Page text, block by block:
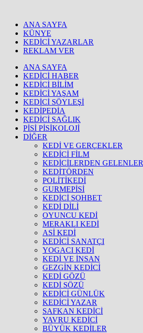
ANA SAYFA
KÜNYE
KEDİCİ YAZARLAR
REKLAM VER
ANA SAYFA
KEDİCİ HABER
KEDİCİ BİLİM
KEDİCİ YAŞAM
KEDİCİ SÖYLEŞİ
KEDİPEDİA
KEDİCİ SAĞLIK
PİSİ PİSİKOLOJİ
DİĞER
KEDİ VE GERÇEKLER
KEDİCİ FİLM
KEDİCİLERDEN GELENLER
KEDİTÖRDEN
POLİTİKEDİ
GURMEPİSİ
KEDİCİ SOHBET
KEDİ DİLİ
OYUNCU KEDİ
MERAKLI KEDİ
ASİ KEDİ
KEDİCİ SANATÇI
YOGACI KEDİ
KEDİ VE İNSAN
GEZGİN KEDİCİ
KEDİ GÖZÜ
KEDİ SÖZÜ
KEDİCİ GÜNLÜK
KEDİCİ YAZAR
SAFKAN KEDİCİ
YAVRU KEDİCİ
BÜYÜK KEDİLER